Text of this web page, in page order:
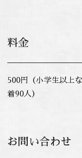
料金
500円（小学生以上
着90人）
お問い合わせ